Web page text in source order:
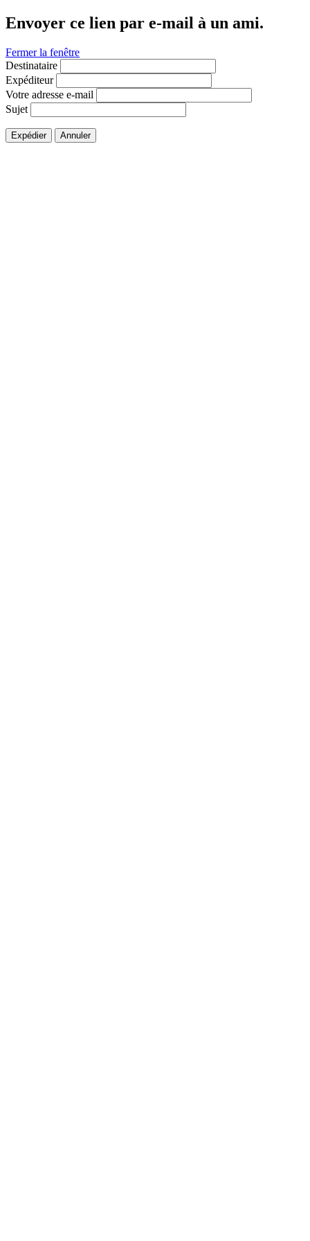
Envoyer ce lien par e-mail à un ami.
Fermer la fenêtre
Destinataire
Expéditeur
Votre adresse e-mail
Sujet
Expédier Annuler